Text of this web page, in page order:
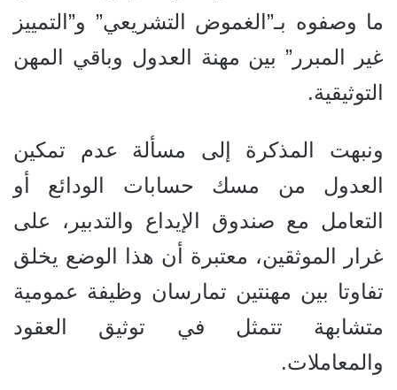
ما وصفوه بـ”الغموض التشريعي” و”التمييز
غير المبرر” بين مهنة العدول وباقي المهن
التوثيقية.
ونبهت المذكرة إلى مسألة عدم تمكين
العدول من مسك حسابات الودائع أو
التعامل مع صندوق الإيداع والتدبير، على
غرار الموثقين، معتبرة أن هذا الوضع يخلق
تفاوتا بين مهنتين تمارسان وظيفة عمومية
متشابهة تتمثل في توثيق العقود
والمعاملات.